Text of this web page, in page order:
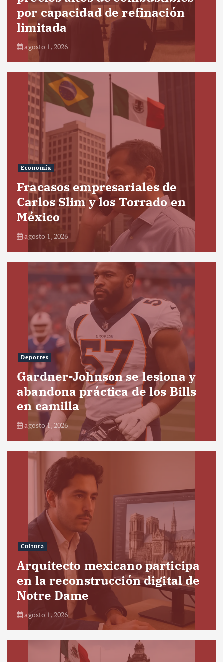
por capacidad de refinación
limitada
agosto 1, 2026
Economía
Fracasos empresariales de
Carlos Slim y los Torrado en
México
agosto 1, 2026
Deportes
Gardner-Johnson se lesiona y
abandona práctica de los Bills
en camilla
agosto 1, 2026
Cultura
Arquitecto mexicano participa
en la reconstrucción digital de
Notre Dame
agosto 1, 2026